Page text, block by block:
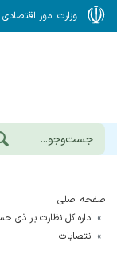
وزارت امور اقتصادی
صفحه اصلی
اداره کل نظارت بر ذی
انتصابات